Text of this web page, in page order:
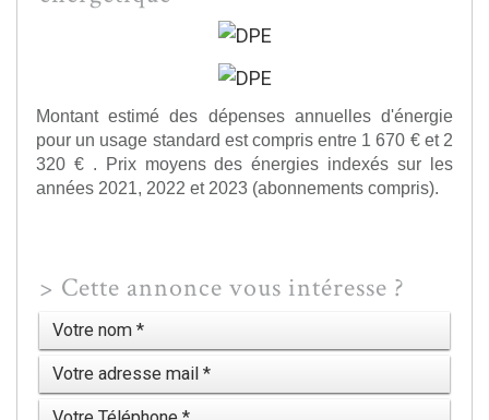
Montant estimé des dépenses annuelles d'énergie
pour un usage standard est compris entre 1 670 € et 2
320 € . Prix moyens des énergies indexés sur les
années 2021, 2022 et 2023 (abonnements compris).
> Cette annonce vous intéresse ?